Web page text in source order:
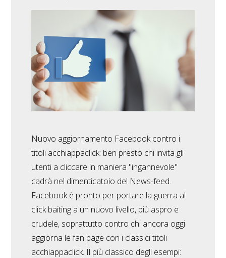
Nuovo aggiornamento Facebook contro i
titoli acchiappaclick: ben presto chi invita gli
utenti a cliccare in maniera "ingannevole"
cadrà nel dimenticatoio del News-feed.
Facebook è pronto per portare la guerra al
click baiting a un nuovo livello, più aspro e
crudele, soprattutto contro chi ancora oggi
aggiorna le fan page con i classici titoli
acchiappaclick. Il più classico degli esempi: